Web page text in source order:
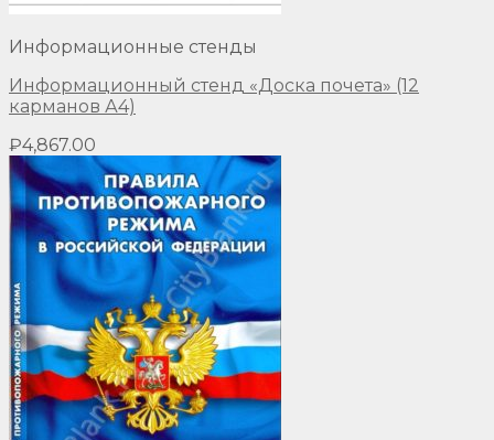
Информационные стенды
Информационный стенд «Доска почета» (12
карманов А4)
₽4,867.00